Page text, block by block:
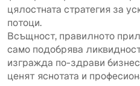
цялостната стратегия за
потоци.
Всъщност, правилното
само подобрява
изгражда по-здрави
ценят яснотата и